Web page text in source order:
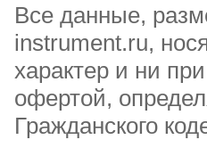
Все данные,
instrument.ru,
характер и ни
офертой,
Гражданского